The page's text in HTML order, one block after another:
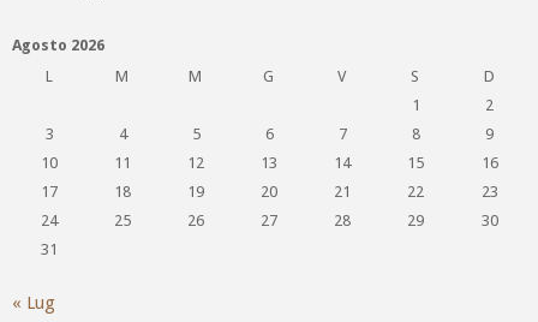
Agosto 2026
L
M M G V S
D
1
2
3
4 5 6 7 8
9
10
11 12 13 14 15
16
17
18 19 20 21 22
23
24
25 26 27 28 29
30
31
« Lug